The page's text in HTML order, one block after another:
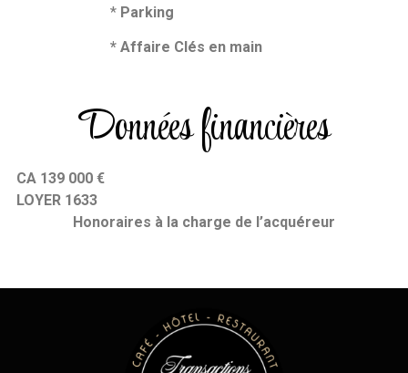
* Parking
* Affaire Clés en main
Données financières
CA 139 000 €
LOYER 1633
Honoraires à la charge de l’acquéreur